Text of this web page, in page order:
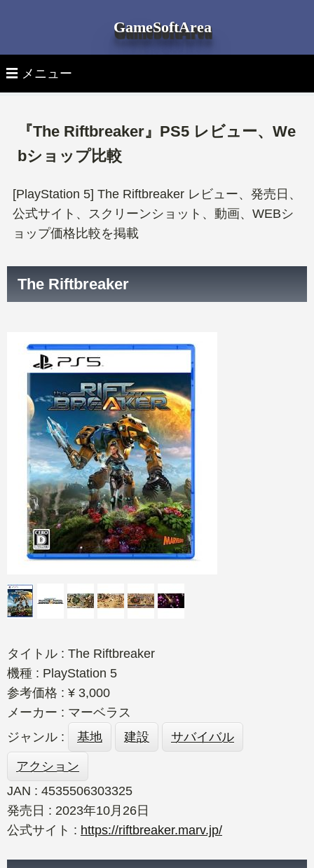
GameSoftArea
☰ メニュー
全ゲームソフト発売日一覧
PS5ゲームソフト
PS4ゲームソフト
Switchゲームソフト
Xbox Seriesゲームソフト
PCゲームソフト
▽ 機種別ゲームソフト発売日
全機種 新作ゲーム
PlayStation 5 新作ゲーム
PlayStation 4 新作ゲーム
Nintendo Switch 新作ゲーム
Xbox Series X|S 新作ゲーム
PC 新作ゲーム
▽ ゲーム機 本体
最新ゲーム機 本体
PlayStation 5本体
PlayStation 4本体
Nintendo Switch本体
Xbox Series X|S本体
▽ ゲームソフトを探す
タイトル検索
ジャンルタグより探す
『The Riftbreaker』PS5 レビュー、We
bショップ比較
[PlayStation 5] The Riftbreaker レビュー、発売日、
公式サイト、スクリーンショット、動画、WEBシ
ョップ価格比較を掲載
The Riftbreaker
タイトル : The Riftbreaker
機種 : PlayStation 5
参考価格 : ¥ 3,000
メーカー : マーベラス
ジャンル :
基地 建設 サバイバル
アクション
JAN : 4535506303325
発売日 : 2023年10月26日
公式サイト : https://riftbreaker.marv.jp/